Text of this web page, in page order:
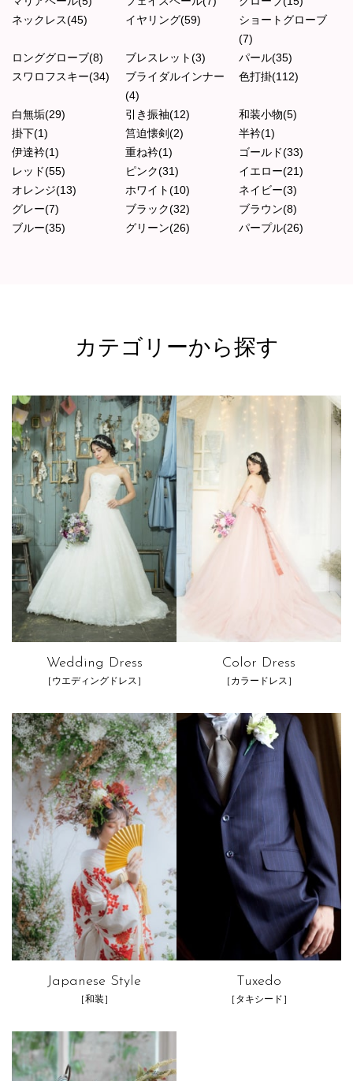
ネックレス(45)
イヤリング(59)
ショートグローブ
(7)
ロンググローブ(8)
ブレスレット(3)
パール(35)
スワロフスキー(34)
ブライダルインナー
(4)
色打掛(112)
白無垢(29) 引き振袖(12)
和装小物(5)
掛下(1)
筥迫懐剣(2)
半衿(1)
伊達衿(1)
重ね衿(1)
ゴールド(33)
レッド(55)
ピンク(31)
イエロー(21)
オレンジ(13)
ホワイト(10)
ネイビー(3)
グレー(7)
ブラック(32)
ブラウン(8)
ブルー(35)
グリーン(26) パープル(26)
カテゴリーから探す
Wedding Dress
［ウエディングドレス］
Color Dress
［カラードレス］
Japanese Style
［和装］
Tuxedo
［タキシード］